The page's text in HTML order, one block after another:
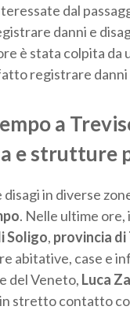
dal
danni e
è stata colpita da
registrare danni
a
e strutture
disagi in diverse
. Nelle ultime
Soligo, provincia di
abitative, case e
del Veneto, Luca
stretto contatto